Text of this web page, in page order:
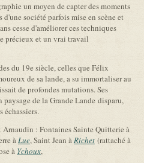
un moyen de capter des moments
société parfois mise en scène et
cesse d'améliorer ces techniques
précieux et un vrai travail
du 19e siècle, celles que Félix
de sa lande, a su immortaliser au
de profondes mutations. Ses
de la Grande Lande disparu,
échassiers.
: Fontaines Sainte Quitterie à
àLue, Saint Jean àRichet (rattaché à
à Ychoux,